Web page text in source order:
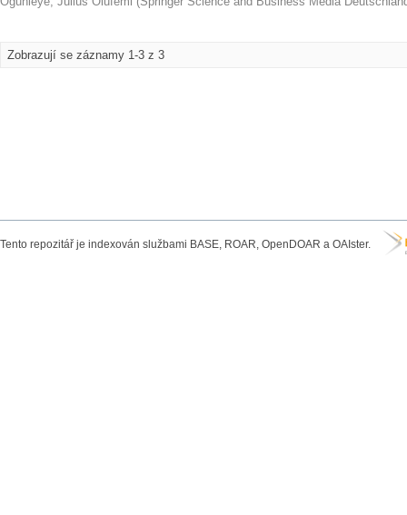
Zobrazují se záznamy 1-3 z 3
Tento repozitář je indexován službami BASE, ROAR, OpenDOAR a OAIster.